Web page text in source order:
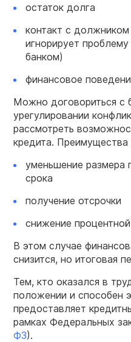
остаток долга
контакт с
игнорирует
банком)
финансовое
Можно договориться с
урегулировании
рассмотреть
кредита.
уменьшение размера
срока
получение отсрочки
снижение
В этом случае
снизится, но итоговая
Тем, кто оказался в
положении и способен
предоставляет
рамках Федеральных
ФЗ).